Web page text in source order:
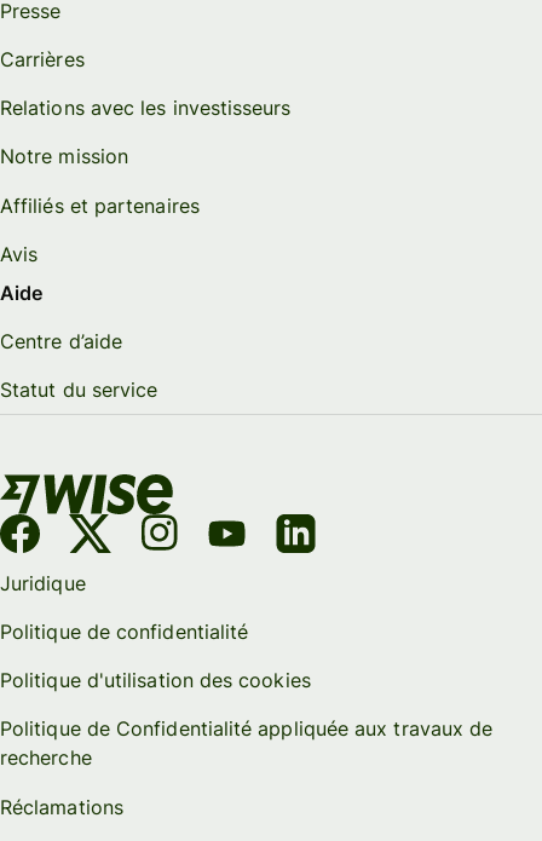
Presse
Carrières
Relations avec les investisseurs
Notre mission
Affiliés et partenaires
Avis
Aide
Centre d’aide
Statut du service
Juridique
Politique de confidentialité
Politique d'utilisation des cookies
Politique de Confidentialité appliquée aux travaux de
recherche
Réclamations